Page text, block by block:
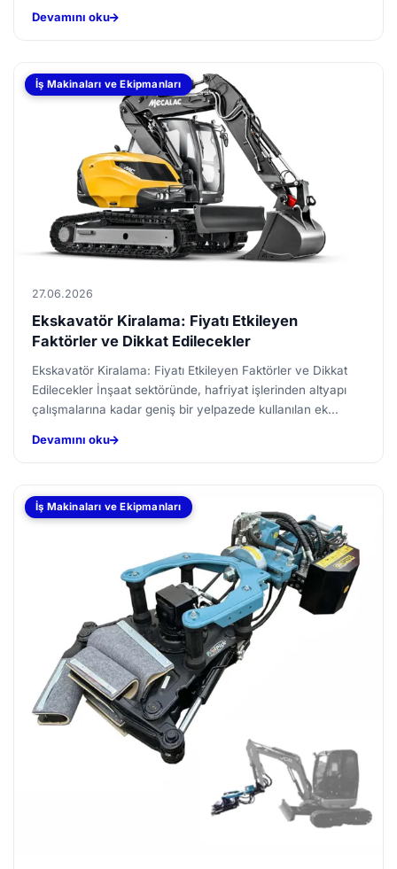
Devamını oku
İş Makinaları ve Ekipmanları
27.06.2026
Ekskavatör Kiralama: Fiyatı Etkileyen
Faktörler ve Dikkat Edilecekler
Ekskavatör Kiralama: Fiyatı Etkileyen Faktörler ve Dikkat
Edilecekler İnşaat sektöründe, hafriyat işlerinden altyapı
çalışmalarına kadar geniş bir yelpazede kullanılan ek...
Devamını oku
İş Makinaları ve Ekipmanları